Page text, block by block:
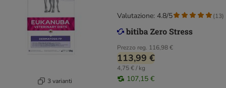
3 varianti
Prezzo reg. 116,98 €
113,99 €
4,75 € / kg
107,15 €
Valutazione: 4.8/5 (13)